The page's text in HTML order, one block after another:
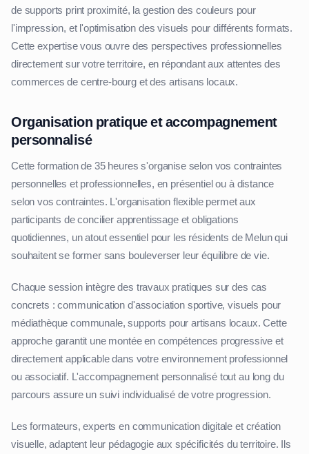
de supports print proximité, la gestion des couleurs pour
l'impression, et l'optimisation des visuels pour différents formats.
Cette expertise vous ouvre des perspectives professionnelles
directement sur votre territoire, en répondant aux attentes des
commerces de centre-bourg et des artisans locaux.
Organisation pratique et accompagnement
personnalisé
Cette formation de 35 heures s'organise selon vos contraintes
personnelles et professionnelles, en présentiel ou à distance
selon vos contraintes. L'organisation flexible permet aux
participants de concilier apprentissage et obligations
quotidiennes, un atout essentiel pour les résidents de Melun qui
souhaitent se former sans bouleverser leur équilibre de vie.
Chaque session intègre des travaux pratiques sur des cas
concrets : communication d'association sportive, visuels pour
médiathèque communale, supports pour artisans locaux. Cette
approche garantit une montée en compétences progressive et
directement applicable dans votre environnement professionnel
ou associatif. L'accompagnement personnalisé tout au long du
parcours assure un suivi individualisé de votre progression.
Les formateurs, experts en communication digitale et création
visuelle, adaptent leur pédagogie aux spécificités du territoire. Ils